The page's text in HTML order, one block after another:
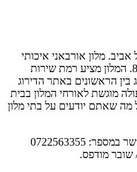
אביב. מלון אורבאני איכותי
המלון מציע רמת שירות
בין הראשונים באתר הדירוג
מוגשת לאורחי המלון בבית
מה שאתם יודעים על בתי מלון
למימוש השובר ולהזמנת מקום יש ליצור קשר במספר: 0722563355